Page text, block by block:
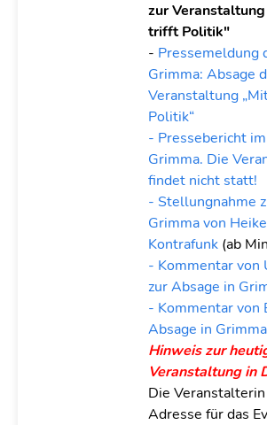
zur
trifft Politik"
- Pressemeldung
Grimma: Absage
Veranstaltung
Politik“
- Pressebericht
Grimma. Die
findet nicht statt!
- Stellungnahme
Grimma von
Kontrafunk(ab
- Kommentar von
zur Absage in
- Kommentar von
Absage in Grimma
Hinweis zur
Veranstaltung in
Die
Adresse für das